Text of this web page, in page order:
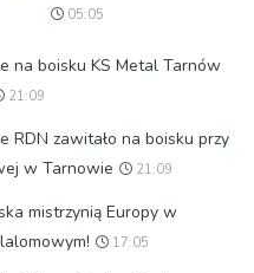
05:05
na boisku KS Metal Tarnów
21:09
RDN zawitało na boisku przy
w Tarnowie
21:09
mistrzynią Europy w
17:05